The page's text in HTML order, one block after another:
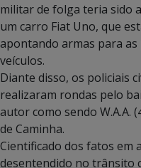
militar de folga teria sido
um carro Fiat Uno, que
apontando armas para
veículos.
Diante disso, os policiais
realizaram rondas pelo
autor como sendo W.A.A.
de Caminha.
Cientificado dos fatos em
desentendido no trânsito